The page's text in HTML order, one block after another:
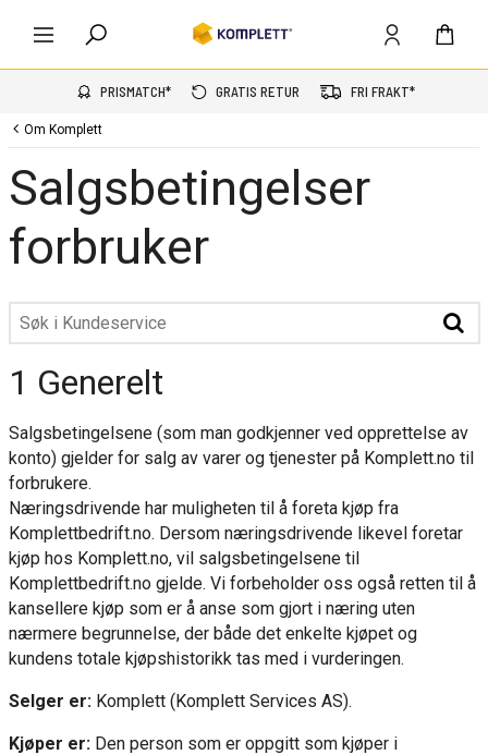
PRISMATCH* GRATIS RETUR FRI FRAKT*
Om Komplett
Salgsbetingelser
forbruker
1 Generelt
Salgsbetingelsene (som man godkjenner ved opprettelse av
konto) gjelder for salg av varer og tjenester på Komplett.no til
forbrukere.
Næringsdrivende har muligheten til å foreta kjøp fra
Komplettbedrift.no. Dersom næringsdrivende likevel foretar
kjøp hos Komplett.no, vil salgsbetingelsene til
Komplettbedrift.no gjelde. Vi forbeholder oss også retten til å
kansellere kjøp som er å anse som gjort i næring uten
nærmere begrunnelse, der både det enkelte kjøpet og
kundens totale kjøpshistorikk tas med i vurderingen.
Selger er:Komplett (Komplett Services AS).
Kjøper er:Den person som er oppgitt som kjøper i